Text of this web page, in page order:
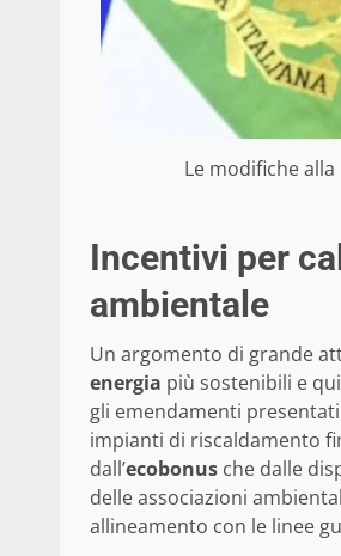
Le modifiche
Incentivi per
ambientale
Un argomento di grande
energia più sostenibili e
gli emendamenti
impianti di riscaldamento
dall’ecobonus che dalle
delle associazioni
allineamento con le linee